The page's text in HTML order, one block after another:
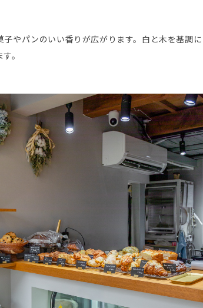
やパンのいい香りが広がります。白と木を基調
。